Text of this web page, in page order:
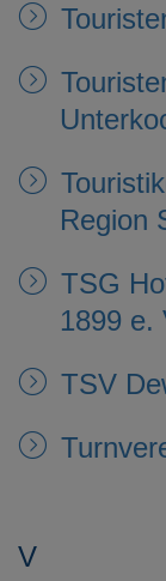
Region
TSG
1899 e.
TSV
V